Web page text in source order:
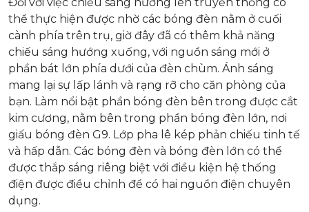
thể thực hiện được nhờ các bóng đèn nằm ở cuối
cành phía trên trụ, giờ đây đã có thêm khả năng
chiếu sáng hướng xuống, với nguồn sáng mới ở
phần bát lớn phía dưới của đèn chùm. Ánh sáng
mang lại sự lấp lánh và rạng rỡ cho căn phòng của
bạn. Làm nổi bật phần bóng đèn bên trong được cắt
kim cương, nằm bên trong phần bóng đèn lớn, nơi
giấu bóng đèn G9. Lớp pha lê kép phản chiếu tinh tế
và hấp dẫn. Các bóng đèn và bóng đèn lớn có thể
được thắp sáng riêng biệt với điều kiện hệ thống
điện được điều chỉnh để có hai nguồn điện chuyên
dụng.